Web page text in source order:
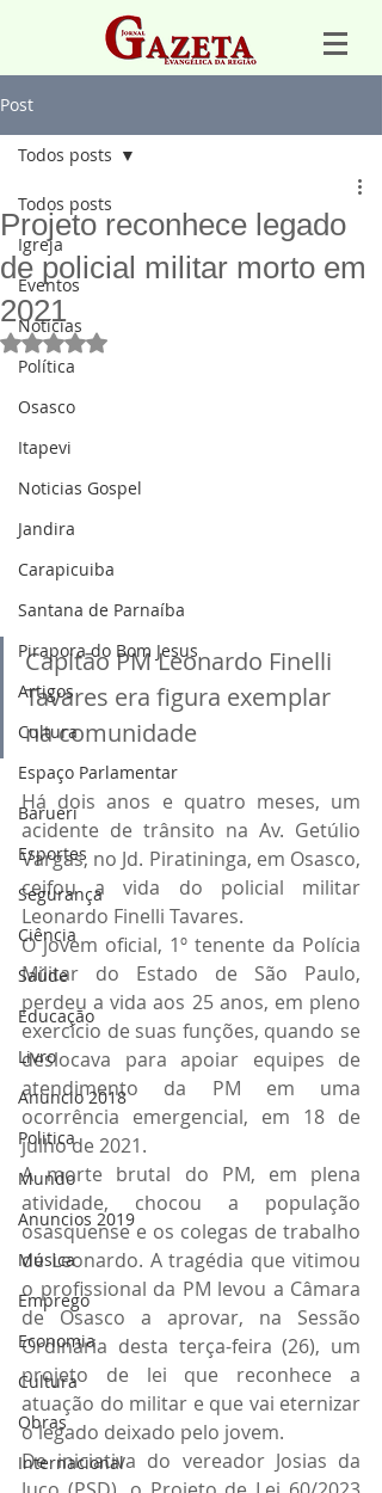
Post
Todos posts
Igreja
Eventos
Notícias
Política
Osasco
Itapevi
Noticias Gospel
Jandira
Carapicuiba
Santana de Parnaíba
Pirapora do Bom Jesus
Artigos
Cultura
Espaço Parlamentar
Barueri
Esportes
Segurança
Ciência
Saúde
Educação
Livro
Anuncio 2018
Politica
Mundo
Anuncios 2019
Música
Emprego
Economia
Cultura
Obras
Internacional
Todos posts
Projeto reconhece legado
de policial militar morto em
2021
Avaliado com NaN de 5 estrelas.
Capitão PM Leonardo Finelli
Tavares era figura exemplar
na comunidade
Há dois anos e quatro meses, um
acidente de trânsito na Av. Getúlio
Vargas, no Jd. Piratininga, em Osasco,
ceifou a vida do policial militar
Leonardo Finelli Tavares.
O jovem oficial, 1º tenente da Polícia
Militar do Estado de São Paulo,
perdeu a vida aos 25 anos, em pleno
exercício de suas funções, quando se
deslocava para apoiar equipes de
atendimento da PM em uma
ocorrência emergencial, em 18 de
julho de 2021.
A morte brutal do PM, em plena
atividade, chocou a população
osasquense e os colegas de trabalho
de Leonardo. A tragédia que vitimou
o profissional da PM levou a Câmara
de Osasco a aprovar, na Sessão
Ordinária desta terça-feira (26), um
projeto de lei que reconhece a
atuação do militar e que vai eternizar
o legado deixado pelo jovem.
De iniciativa do vereador Josias da